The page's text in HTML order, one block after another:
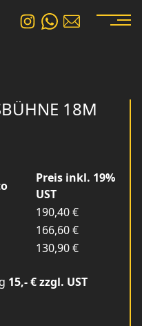
18M
Preis inkl. 19%
UST
190,40 €
166,60 €
130,90 €
15,- € zzgl. UST